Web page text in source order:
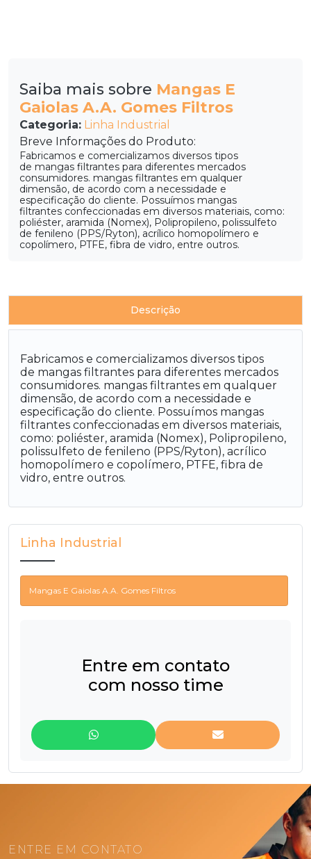
Saiba mais sobre Mangas E
Gaiolas A.A. Gomes Filtros
Categoria: Linha Industrial
Breve Informações do Produto:
Fabricamos e comercializamos diversos tipos
de mangas filtrantes para diferentes mercados
consumidores. mangas filtrantes em qualquer
dimensão, de acordo com a necessidade e
especificação do cliente. Possuímos mangas
filtrantes confeccionadas em diversos materiais, como:
poliéster, aramida (Nomex), Polipropileno, polissulfeto
de fenileno (PPS/Ryton), acrílico homopolímero e
copolímero, PTFE, fibra de vidro, entre outros.
Descrição
Fabricamos e comercializamos diversos tipos
de mangas filtrantes para diferentes mercados
consumidores. mangas filtrantes em qualquer
dimensão, de acordo com a necessidade e
especificação do cliente. Possuímos mangas
filtrantes confeccionadas em diversos materiais,
como: poliéster, aramida (Nomex), Polipropileno,
polissulfeto de fenileno (PPS/Ryton), acrílico
homopolímero e copolímero, PTFE, fibra de
vidro, entre outros.
Linha Industrial
Mangas E Gaiolas A.A. Gomes Filtros
Entre em contato
com nosso time
ENTRE EM CONTATO